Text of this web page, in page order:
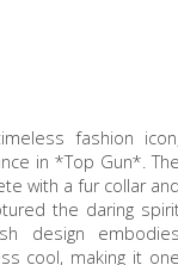
fashion
in *Top Gun*.
with a fur collar
the daring
design
cool, making it